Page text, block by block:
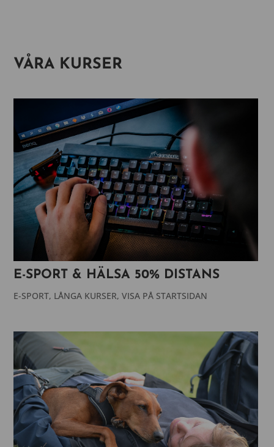
VÅRA KURSER
E-SPORT & HÄLSA 50% DISTANS
E-SPORT, LÅNGA KURSER,VISA PÅ STARTSIDAN